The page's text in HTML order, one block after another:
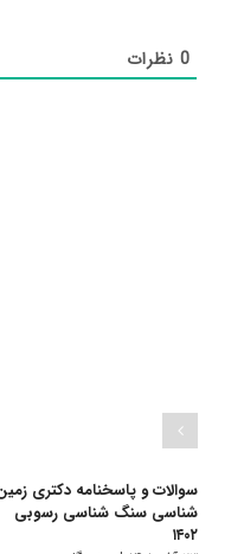
0نظرات
سوالات و پاسخنامه دکتری
شناسی سنگ شناسی رسوبی
۱۴۰۲